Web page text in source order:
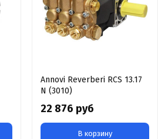
Annovi Reverberi RCS 13.17
N (3010)
22 876 руб
В корзину